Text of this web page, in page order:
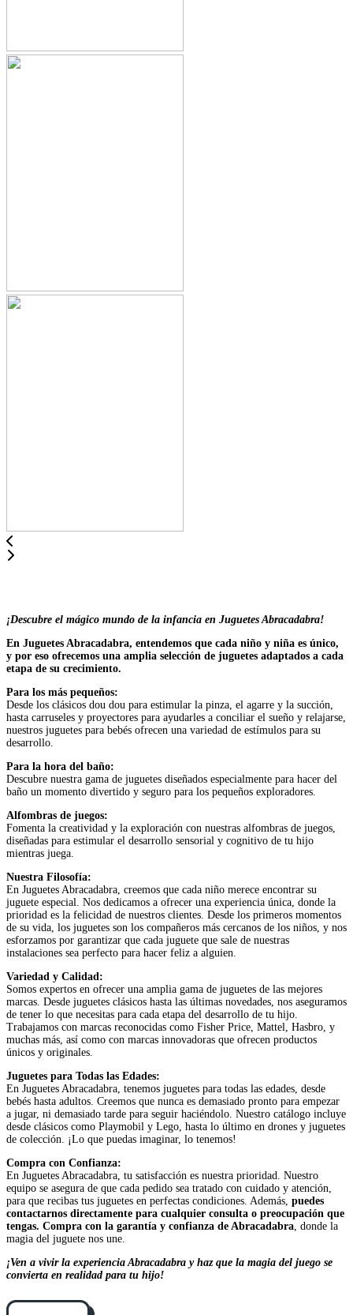
¡Descubre el mágico mundo de la infancia en Juguetes Abracadabra!
En Juguetes Abracadabra, entendemos que cada niño y niña es único,
y por eso ofrecemos una amplia selección de juguetes adaptados a cada
etapa de su crecimiento.
Para los más pequeños:
Desde los clásicos dou dou para estimular la pinza, el agarre y la succión,
hasta carruseles y proyectores para ayudarles a conciliar el sueño y relajarse,
nuestros juguetes para bebés ofrecen una variedad de estímulos para su
desarrollo.
Para la hora del baño:
Descubre nuestra gama de juguetes diseñados especialmente para hacer del
baño un momento divertido y seguro para los pequeños exploradores.
Alfombras de juegos:
Fomenta la creatividad y la exploración con nuestras alfombras de juegos,
diseñadas para estimular el desarrollo sensorial y cognitivo de tu hijo
mientras juega.
Nuestra Filosofía:
En Juguetes Abracadabra, creemos que cada niño merece encontrar su
juguete especial. Nos dedicamos a ofrecer una experiencia única, donde la
prioridad es la felicidad de nuestros clientes. Desde los primeros momentos
de su vida, los juguetes son los compañeros más cercanos de los niños, y nos
esforzamos por garantizar que cada juguete que sale de nuestras
instalaciones sea perfecto para hacer feliz a alguien.
Variedad y Calidad:
Somos expertos en ofrecer una amplia gama de juguetes de las mejores
marcas. Desde juguetes clásicos hasta las últimas novedades, nos aseguramos
de tener lo que necesitas para cada etapa del desarrollo de tu hijo.
Trabajamos con marcas reconocidas como Fisher Price, Mattel, Hasbro, y
muchas más, así como con marcas innovadoras que ofrecen productos
únicos y originales.
Juguetes para Todas las Edades:
En Juguetes Abracadabra, tenemos juguetes para todas las edades, desde
bebés hasta adultos. Creemos que nunca es demasiado pronto para empezar
a jugar, ni demasiado tarde para seguir haciéndolo. Nuestro catálogo incluye
desde clásicos como Playmobil y Lego, hasta lo último en drones y juguetes
de colección. ¡Lo que puedas imaginar, lo tenemos!
Compra con Confianza:
En Juguetes Abracadabra, tu satisfacción es nuestra prioridad. Nuestro
equipo se asegura de que cada pedido sea tratado con cuidado y atención,
para que recibas tus juguetes en perfectas condiciones. Además, puedes
contactarnos directamente para cualquier consulta o preocupación que
tengas. Compra con la garantía y confianza de Abracadabra , donde la
magia del juguete nos une.
¡Ven a vivir la experiencia Abracadabra y haz que la magia del juego se
convierta en realidad para tu hijo!